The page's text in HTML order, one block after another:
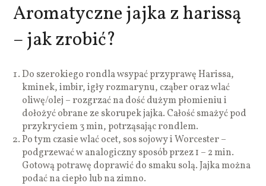
Aromatyczne jajka z harissą
– jak zrobić?
Do szerokiego rondla wsypać przyprawę Harissa,
kminek, imbir, igły rozmarynu, cząber oraz wlać
oliwę/olej – rozgrzać na dość dużym płomieniu i
dołożyć obrane ze skorupek jajka. Całość smażyć pod
przykryciem 3 min, potrząsając rondlem.
Po tym czasie wlać ocet, sos sojowy i Worcester –
podgrzewać w analogiczny sposób przez 1 – 2 min.
Gotową potrawę doprawić do smaku solą. Jajka można
podać na ciepło lub na zimno.